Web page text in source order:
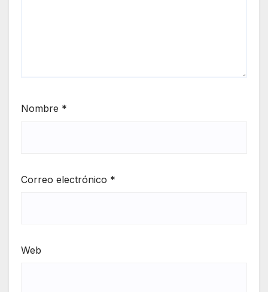
Nombre *
Correo electrónico *
Web